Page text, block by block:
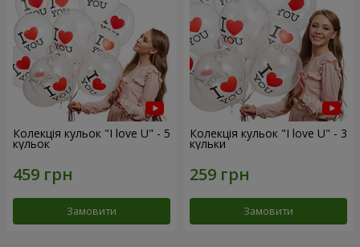
Колекція кульок "I love U" - 5
кульок
Замовити
Колекція кульок "I love U" - 3
кульки
Замовити